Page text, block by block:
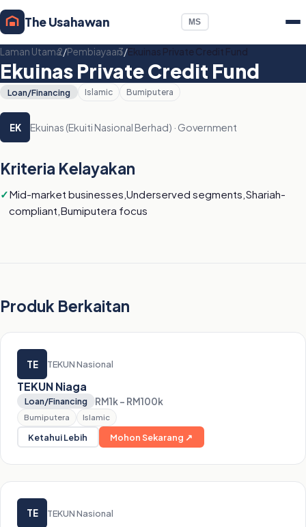
The Usahawan MS
Laman Utama/Pembiayaan/Ekuinas Private Credit Fund
Ekuinas Private Credit Fund
Loan/Financing Islamic Bumiputera
EK Ekuinas (Ekuiti Nasional Berhad) · Government
Kriteria Kelayakan
Mid-market businesses,Underserved segments,Shariah-
compliant,Bumiputera focus
Produk Berkaitan
TE TEKUN Nasional
TEKUN Niaga
Loan/Financing RM1k – RM100k
Bumiputera Islamic
Ketahui Lebih Mohon Sekarang ↗
TE TEKUN Nasional